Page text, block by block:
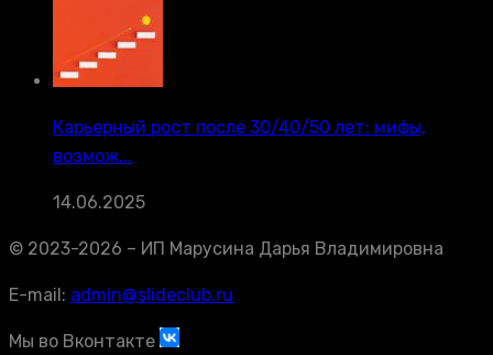
Карьерный рост после 30/40/50 лет: мифы,
возмож...
14.06.2025
© 2023-2026 – ИП Марусина Дарья Владимировна
E-mail: admin@slideclub.ru
Мы во Вконтакте